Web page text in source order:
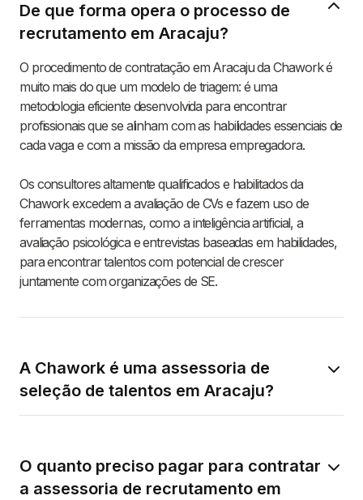
De que forma opera o processo de
recrutamento em Aracaju?
O procedimento de contratação em Aracaju da Chawork é
muito mais do que um modelo de triagem: é uma
metodologia eficiente desenvolvida para encontrar
profissionais que se alinham com as habilidades essenciais de
cada vaga e com a missão da empresa empregadora.
Os consultores altamente qualificados e habilitados da
Chawork excedem a avaliação de CVs e fazem uso de
ferramentas modernas, como a inteligência artificial, a
avaliação psicológica e entrevistas baseadas em habilidades,
para encontrar talentos com potencial de crescer
juntamente com organizações de SE.
A Chawork é uma assessoria de
seleção de talentos em Aracaju?
O quanto preciso pagar para contratar
a assessoria de recrutamento em